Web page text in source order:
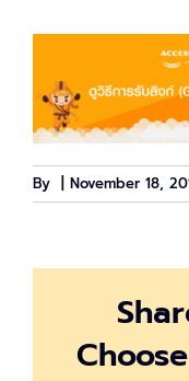
By November 18,